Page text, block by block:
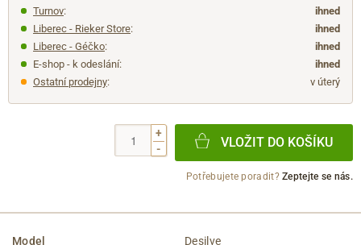
Turnov:
ihned
Liberec - Rieker Store:
ihned
Liberec - Géčko:
ihned
E-shop - k odeslání:
ihned
Ostatní prodejny: v úterý
+
-
VLOŽIT DO KOŠÍKU
Potřebujete poradit?Zeptejte se nás.
Model Desilve